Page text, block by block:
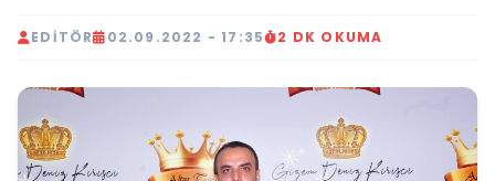
EDITÖR 02.09.2022 - 17:35 2 DK OKUMA